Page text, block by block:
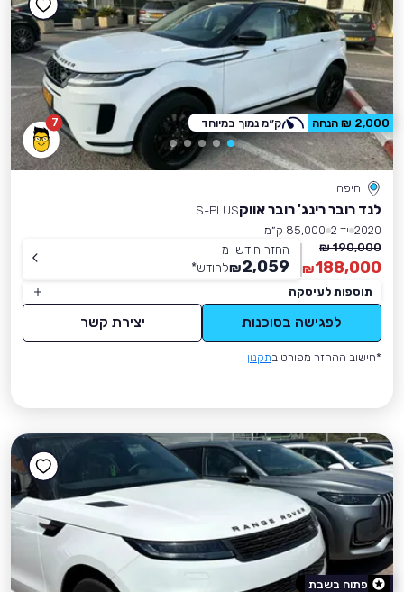
7
חיפה
לנד רובר רינג' רובר אווקS-PLUS
2020 יד 2
85,000 ק״מ
190,000 ₪
188,000
₪
החזר חודשי מ-
2,059
₪לחודש*
תוספות לעיסקה
לפגישה בסוכנות יצירת קשר
*חישוב ההחזר מפורט בתקנון
2,000 ₪ הנחה ק״מ נמוך במיוחד
פתוח בשבת